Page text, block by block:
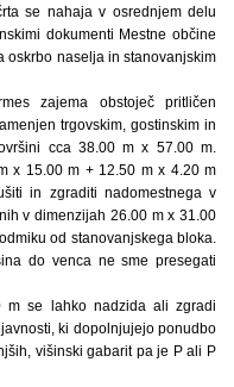
se nahaja v osrednjem delu
dokumenti Mestne občine
oskrbo naselja in stanovanjskim
zajema obstoječ pritličen
trgovskim, gostinskim in
cca 38.00 m x 57.00 m.
x 15.00 m + 12.50 m x 4.20 m
in zgraditi nadomestnega v
v dimenzijah 26.00 m x 31.00
od stanovanjskega bloka.
do venca ne sme presegati
m se lahko nadzida ali zgradi
ki dopolnjujejo ponudbo
višinski gabarit pa je P ali P